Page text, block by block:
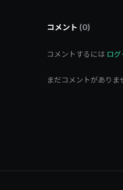
コメント (0)
コメントするには ロ
まだコメントがあり